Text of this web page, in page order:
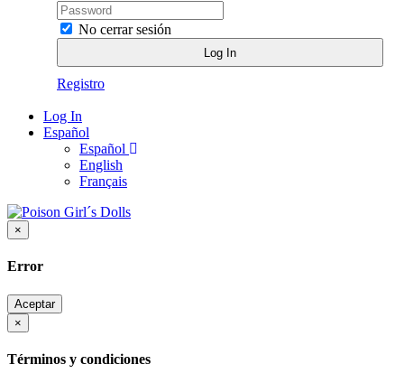
No cerrar sesión
Registro
Log In
Español
Español
English
Français
×
Error
Aceptar
×
Términos y condiciones